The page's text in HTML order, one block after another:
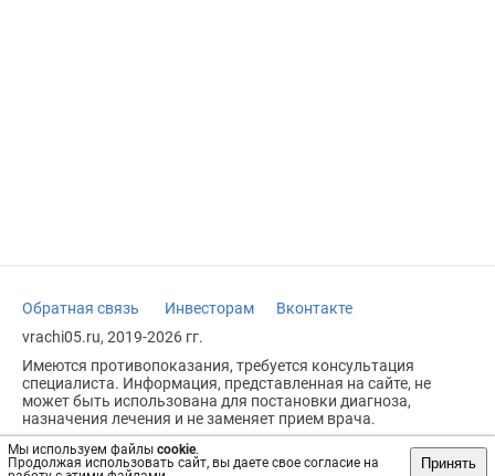
Мы используем файлы cookie.
Продолжая использовать сайт, вы даете свое согласие на
Принять
Обратная связь Инвесторам
Вконтакте
vrachi05.ru, 2019-2026 гг.
Имеются противопоказания, требуется консультация
специалиста. Информация, представленная на сайте, не
может быть использована для постановки диагноза,
назначения лечения и не заменяет прием врача.
Возрастное ограничение: 18+